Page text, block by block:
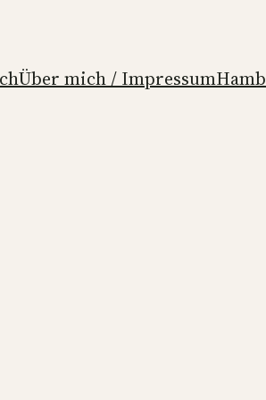
Über mich / Impressum